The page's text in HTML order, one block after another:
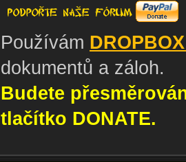
Používám
dokumentů a záloh.
Budete
tlačítko DONATE.